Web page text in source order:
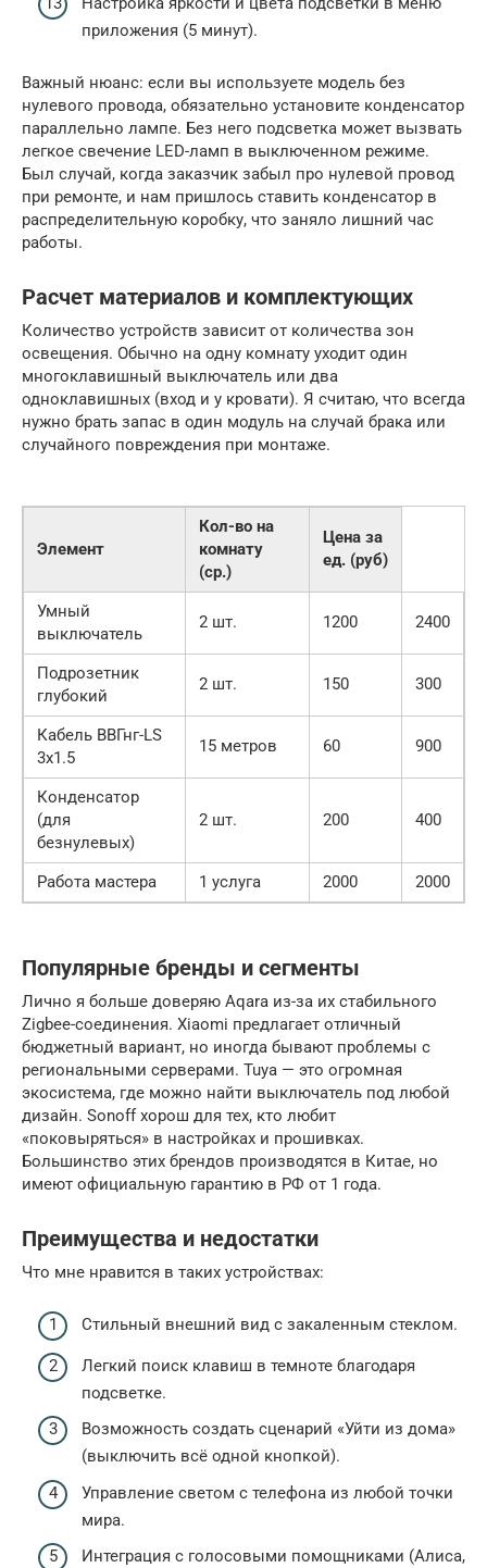
приложения (5 минут).
Важный нюанс: если вы используете модель без
нулевого провода, обязательно установите конденсатор
параллельно лампе. Без него подсветка может вызвать
легкое свечение LED-ламп в выключенном режиме.
Был случай, когда заказчик забыл про нулевой провод
при ремонте, и нам пришлось ставить конденсатор в
распределительную коробку, что заняло лишний час
работы.
Расчет материалов и комплектующих
Количество устройств зависит от количества зон
освещения. Обычно на одну комнату уходит один
многоклавишный выключатель или два
одноклавишных (вход и у кровати). Я считаю, что всегда
нужно брать запас в один модуль на случай брака или
случайного повреждения при монтаже.
Элемент
Кол-во на
комнату
(ср.)
Цена за
ед. (руб)
Умный
выключатель
2 шт. 1200 2400
Подрозетник
глубокий
2 шт. 150 300
Кабель ВВГнг-LS
3х1.5
15 метров 60 900
Конденсатор
(для
безнулевых)
2 шт. 200 400
Работа мастера 1 услуга 2000 2000
Популярные бренды и сегменты
Лично я больше доверяю Aqara из-за их стабильного
Zigbee-соединения. Xiaomi предлагает отличный
бюджетный вариант, но иногда бывают проблемы с
региональными серверами. Tuya — это огромная
экосистема, где можно найти выключатель под любой
дизайн. Sonoff хорош для тех, кто любит
«поковыряться» в настройках и прошивках.
Большинство этих брендов производятся в Китае, но
имеют официальную гарантию в РФ от 1 года.
Преимущества и недостатки
Что мне нравится в таких устройствах:
Стильный внешний вид с закаленным стеклом.
Легкий поиск клавиш в темноте благодаря
подсветке.
Возможность создать сценарий «Уйти из дома»
(выключить всё одной кнопкой).
Управление светом с телефона из любой точки
мира.
Интеграция с голосовыми помощниками (Алиса,